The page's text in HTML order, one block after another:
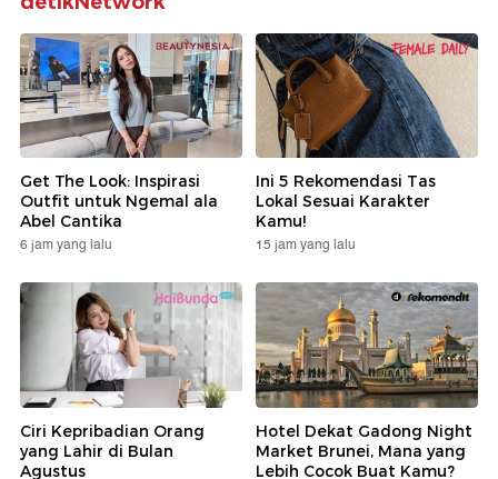
Get The Look: Inspirasi
Outfit untuk Ngemal ala
Abel Cantika
6 jam yang lalu
Ini 5 Rekomendasi Tas
Lokal Sesuai Karakter
Kamu!
15 jam yang lalu
Ciri Kepribadian Orang
yang Lahir di Bulan
Agustus
Hotel Dekat Gadong Night
Market Brunei, Mana yang
Lebih Cocok Buat Kamu?